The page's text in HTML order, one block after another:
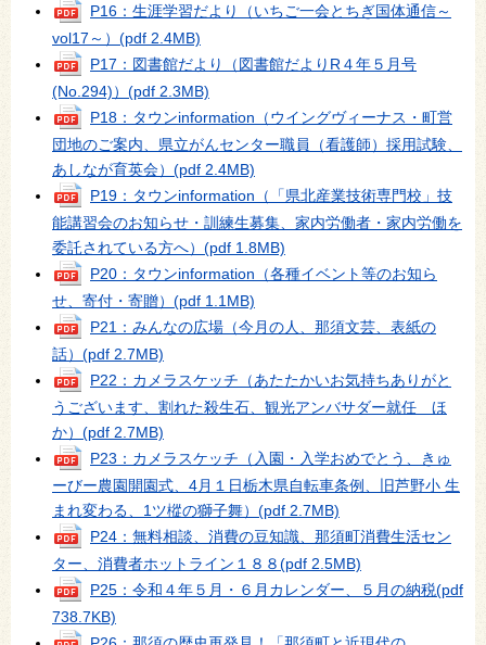
P16：生涯学習だより（いちご一会とちぎ国体通信～
vol17～） (pdf 2.4MB)
P17：図書館だより（図書館だよりR４年５月号
(No.294)） (pdf 2.3MB)
P18：タウンinformation（ウイングヴィーナス・町営
団地のご案内、県立がんセンター職員（看護師）採用試験、
あしなが育英会） (pdf 2.4MB)
P19：タウンinformation（「県北産業技術専門校」技
能講習会のお知らせ・訓練生募集、家内労働者・家内労働を
委託されている方へ） (pdf 1.8MB)
P20：タウンinformation（各種イベント等のお知ら
せ、寄付・寄贈） (pdf 1.1MB)
P21：みんなの広場（今月の人、那須文芸、表紙の
話） (pdf 2.7MB)
P22：カメラスケッチ（あたたかいお気持ちありがと
うございます、割れた殺生石、観光アンバサダー就任 ほ
か） (pdf 2.7MB)
P23：カメラスケッチ（入園・入学おめでとう、きゅ
ーびー農園開園式、4月１日栃木県自転車条例、旧芦野小 生
まれ変わる、1ツ樅の獅子舞） (pdf 2.7MB)
P24：無料相談、消費の豆知識、那須町消費生活セン
ター、消費者ホットライン１８８(pdf 2.5MB)
P25：令和４年５月・６月カレンダー、５月の納税(pdf
738.7KB)